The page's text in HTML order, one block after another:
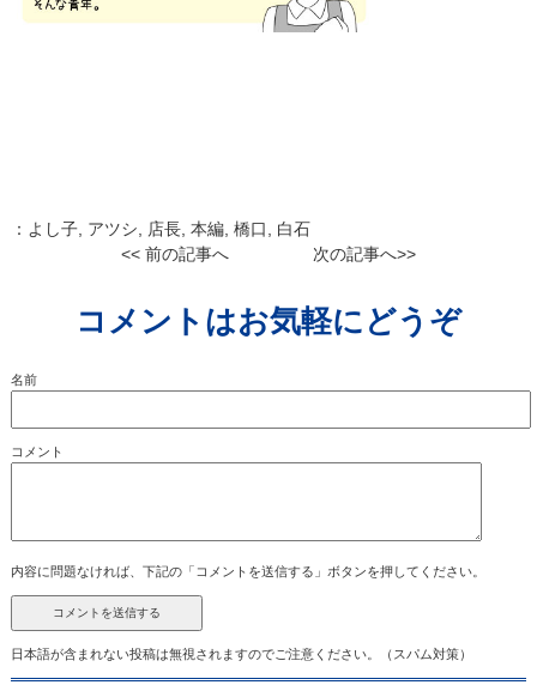
： よし子, アツシ 店長, 本編, 橋口
白石
<< 前の記事へ
次の記事へ>>
コメントはお気軽にどうぞ
名前
コメント
内容に問題なければ、下記の「コメントを送信する」ボタンを押してください。
日本語が含まれない投稿は無視されますのでご注意ください。（スパム対策）